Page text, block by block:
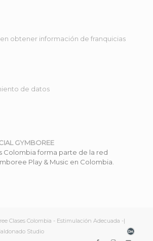
obtener información de franquicias
de datos
GYMBOREE
Colombia forma parte de la red
Play & Music en Colombia.
Clases Colombia - Estimulación Adecuada -|
Studio